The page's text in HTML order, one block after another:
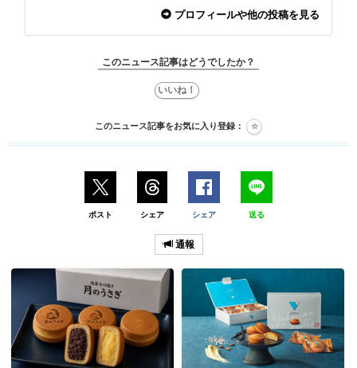
プロフィールや他の投稿を見る
このニュース記事はどうでしたか？
このニュース記事をお気に入り登録：
ポスト シェア シェア 送る
通報